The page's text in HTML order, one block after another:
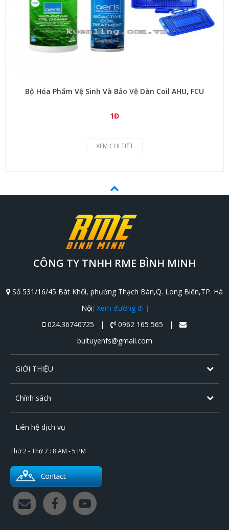
Bộ Hóa Phẩm Vệ Sinh Và Bảo Vệ Dàn Coil AHU, FCU
1Đ
XEM CHI TIẾT
CÔNG TY TNHH RME BÌNH MINH
Số 531/16/45 Bát Khối, phường Thạch Bàn,Q. Long Biên,TP. Hà
Nội[ Xem đường đi ]
024.36740725 |
0962 165 565 |
buituyenfs@gmail.com
GIỚI THIỆU
Chính sách
Liên hệ dịch vụ
Thứ 2 - Thứ 7 : 8 AM - 5 PM